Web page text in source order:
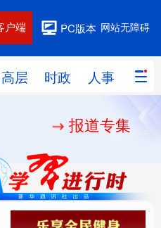
网站无障碍
PC版本
户端
高层 时政 人事 国际
图
人事
网评
全球连线 教育
报道专集